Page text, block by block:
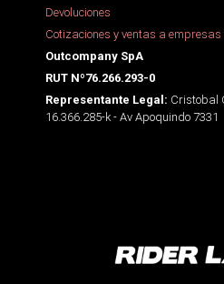
Devoluciones
Cotizaciones y ventas a empresas
Outcompany SpA
RUT Nº76.266.293-0
Representante Legal: Cristobal
16.366.285-k - Av Apoquindo 7331